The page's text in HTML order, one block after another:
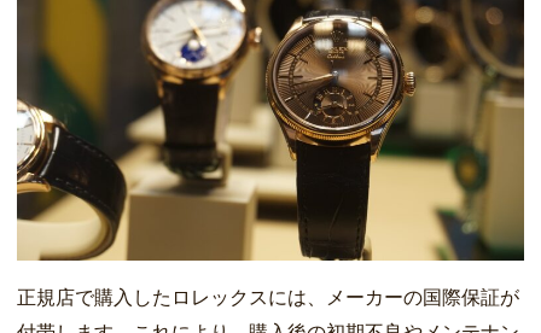
正規店で購入したロレックスには、メーカーの国際保証が